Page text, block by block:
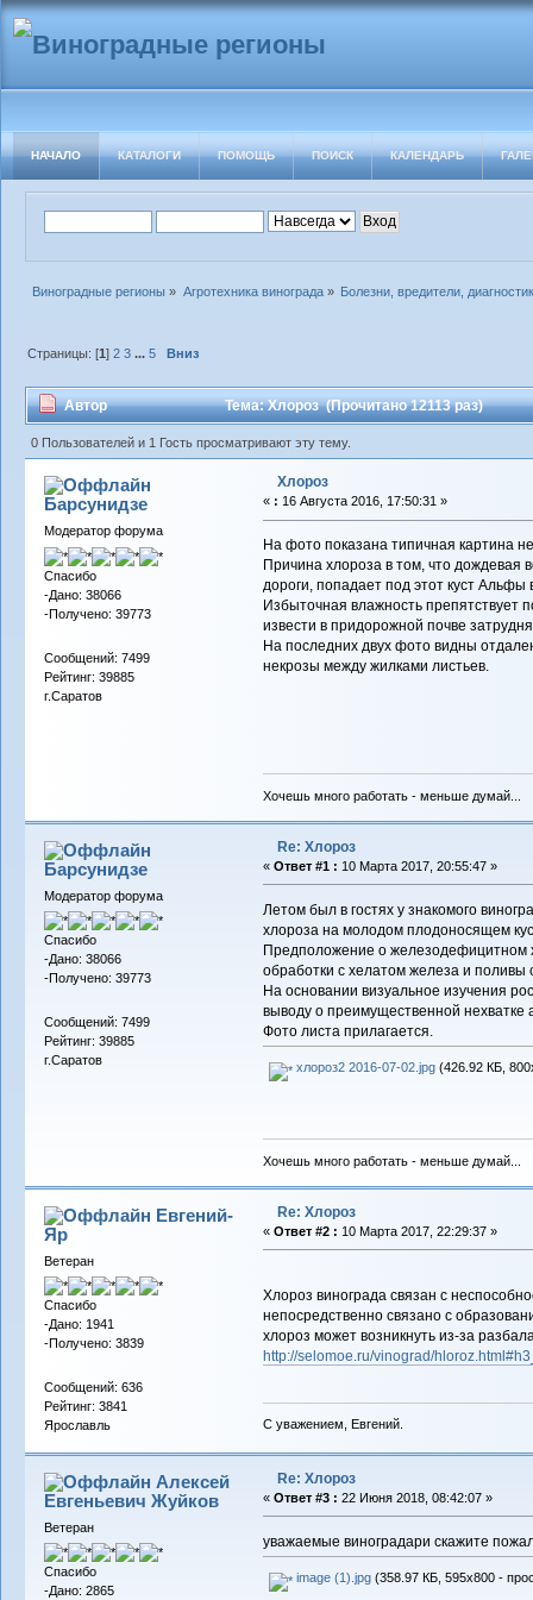
НАЧАЛО КАТАЛОГИ ПОМОЩЬ ПОИСК КАЛЕНДАРЬ
Виноградные регионы » Агротехника винограда» Болезни, вредители,
Страницы: [1]2 3 ...5 Вниз
Автор Тема: Хлороз (Прочитано 12113 раз)
0 Пользователей и 1 Гость просматривают эту тему.
Барсунидзе
Модератор форума
Спасибо
-Дано: 38066
-Получено: 39773
Сообщений: 7499
Рейтинг: 39885
г.Саратов
Хлороз
« : 16 Августа 2016, 17:50:31 »
На фото показана типичная картина
Причина хлороза в том, что дождевая
дороги, попадает под этот куст Альфы
Избыточная влажность препятствует
извести в придорожной почве
На последних двух фото видны
некрозы между жилками листьев.
Хочешь много работать - меньше думай...
Барсунидзе
Модератор форума
Спасибо
-Дано: 38066
-Получено: 39773
Сообщений: 7499
Рейтинг: 39885
г.Саратов
Re: Хлороз
« Ответ #1 : 10 Марта 2017, 20:55:47 »
Летом был в гостях у знакомого
хлороза на молодом плодоносящем
Предположение о железодефицитном
обработки с хелатом железа и поливы
На основании визуальное изучения
выводу о преимущественной нехватке
Фото листа прилагается.
хлороз2 2016-07-02.jpg(426.92 КБ,
Хочешь много работать - меньше думай...
Евгений-
Яр
Ветеран
Спасибо
-Дано: 1941
-Получено: 3839
Сообщений: 636
Рейтинг: 3841
Ярославль
Re: Хлороз
« Ответ #2 : 10 Марта 2017, 22:29:37 »
Хлороз винограда связан с
непосредственно связано с
хлороз может возникнуть из-за
http://selomoe.ru/vinograd/
С уважением, Евгений.
Алексей
Евгеньевич Жуйков
Ветеран
Спасибо
-Дано: 2865
Re: Хлороз
« Ответ #3 : 22 Июня 2018, 08:42:07 »
уважаемые виноградари скажите
image (1).jpg(358.97 КБ, 595x800 -